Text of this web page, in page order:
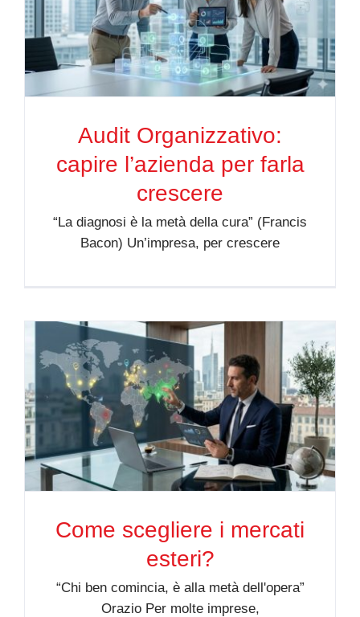
Audit Organizzativo:
capire l’azienda per farla
crescere
“La diagnosi è la metà della cura” (Francis
Bacon) Un’impresa, per crescere
Come scegliere i mercati
esteri?
“Chi ben comincia, è alla metà dell'opera”
Orazio Per molte imprese,